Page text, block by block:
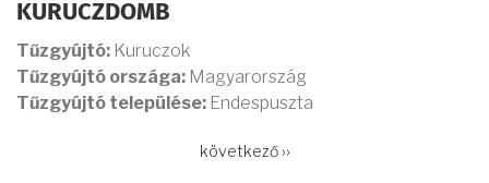
KURUCZDOMB
Tűzgyújtó: Kuruczok
Tűzgyújtó országa: Magyarország
Tűzgyújtó települése: Endespuszta
Következő
következő ››